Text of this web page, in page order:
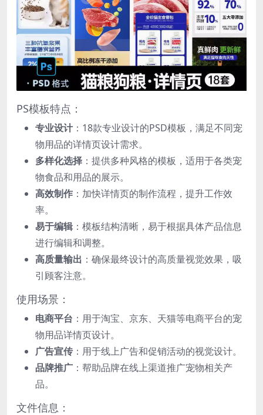
PS模板特点：
专业设计：18款专业设计的PSD模板，满足不同宠
物用品的详情页设计需求。
多样化选择 ：提供多种风格的模板，适用于各类宠
物食品和用品的展示。
高效制作 ：加快详情页的制作流程，提升工作效
率。
易于编辑：模板结构清晰，易于根据具体产品信息
进行编辑和调整。
高质量输出 ：确保最终设计的高质量视觉效果，吸
引顾客注意。
使用场景：
电商平台 ：用于淘宝、京东、天猫等电商平台的宠
物用品详情页设计。
广告宣传 ：用于线上广告和促销活动的视觉设计。
品牌推广 ：帮助品牌在线上渠道推广宠物相关产
品。
文件信息：